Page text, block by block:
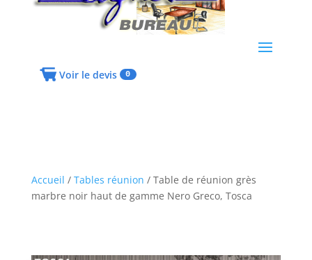
Voir le devis 0
Accueil / Tables réunion / Table de réunion grès
marbre noir haut de gamme Nero Greco, Tosca